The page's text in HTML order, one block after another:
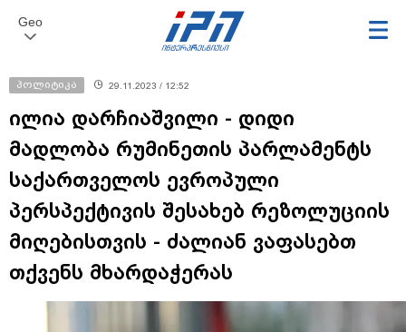
Geo
პოლიტიკა 29.11.2023 / 12:52
ილია დარჩიაშვილი - დიდი
მადლობა რუმინეთის პარლამენტს
საქართველოს ევროპული
პერსპექტივის შესახებ რეზოლუციის
მიღებისთვის - ძალიან ვაფასებთ
თქვენს მხარდაჭერას